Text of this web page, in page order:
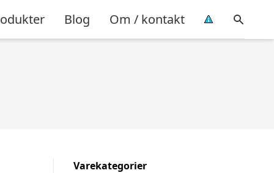
Blog Om / kontakt
Varekategorier